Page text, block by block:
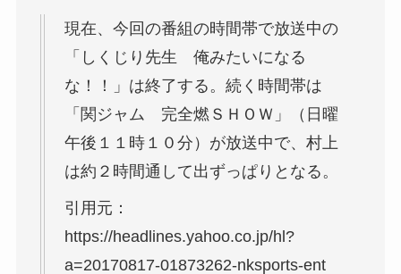
現在、今回の番組の時間帯で放送中の
「しくじり先生 俺みたいになる
な！！」は終了する。続く時間帯は
「関ジャム 完全燃ＳＨＯＷ」（日曜
午後１１時１０分）が放送中で、村上
は約２時間通して出ずっぱりとなる。
引用元：
https://headlines.yahoo.co.jp/hl?
a=20170817-01873262-nksports-ent